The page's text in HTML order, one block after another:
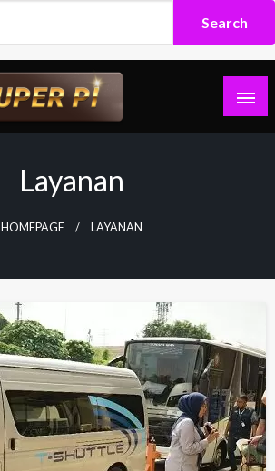
Layanan
HOMEPAGE LAYANAN